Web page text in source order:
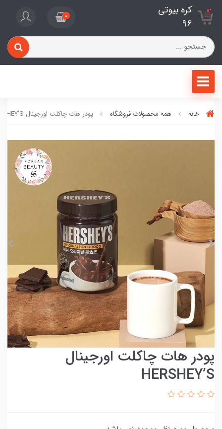
کره بیوتی
96
0
خانه همه محصولات فروشگاه پودر هات چاکلت اورجینال HERSHEY’S
پودر هات چاکلت اورجینال
HERSHEY’S